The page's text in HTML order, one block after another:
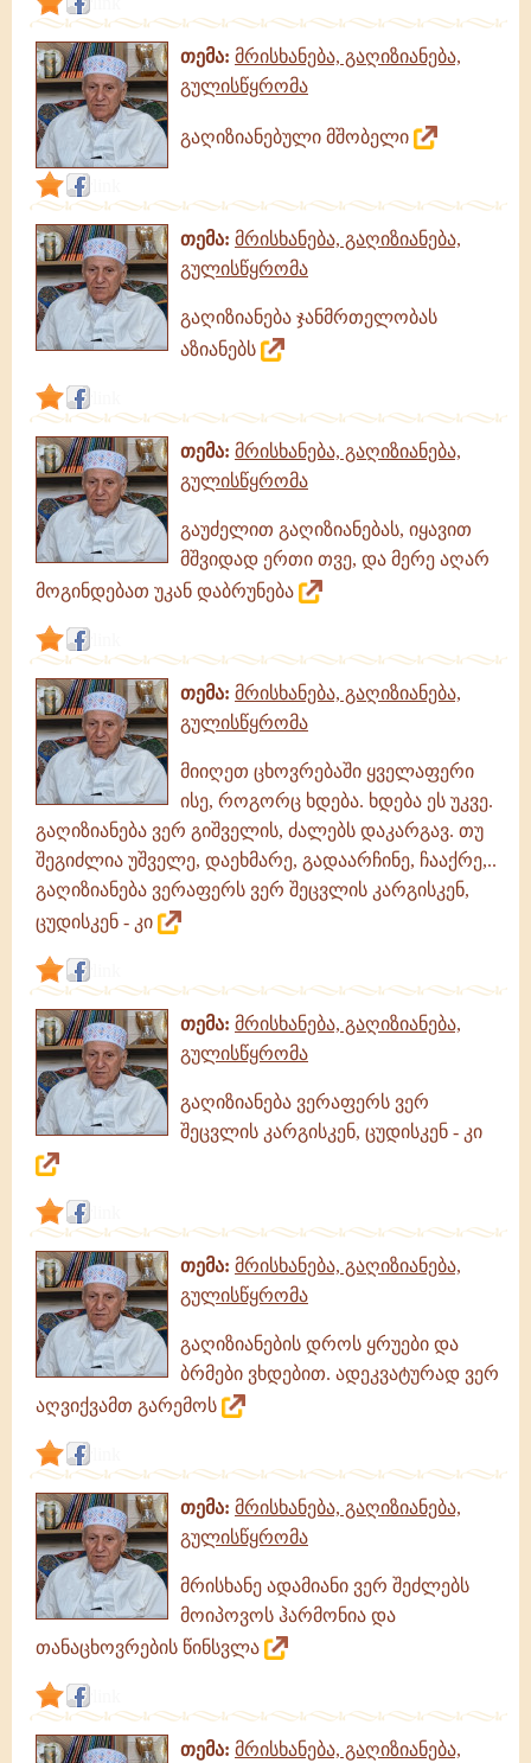
თემა: მრისხანება, გაღიზიანება,
გულისწყრომა
გაღიზიანებული მშობელი
თემა: მრისხანება, გაღიზიანება,
გულისწყრომა
გაღიზიანება ჯანმრთელობას
აზიანებს
თემა: მრისხანება, გაღიზიანება,
გულისწყრომა
გაუძელით გაღიზიანებას, იყავით
მშვიდად ერთი თვე, და მერე აღარ
მოგინდებათ უკან დაბრუნება
თემა: მრისხანება, გაღიზიანება,
გულისწყრომა
მიიღეთ ცხოვრებაში ყველაფერი
ისე, როგორც ხდება. ხდება ეს უკვე.
გაღიზიანება ვერ გიშველის, ძალებს დაკარგავ. თუ
შეგიძლია უშველე, დაეხმარე, გადაარჩინე, ჩააქრე,..
გაღიზიანება ვერაფერს ვერ შეცვლის კარგისკენ,
ცუდისკენ - კი
თემა: მრისხანება, გაღიზიანება,
გულისწყრომა
გაღიზიანება ვერაფერს ვერ
შეცვლის კარგისკენ, ცუდისკენ - კი
თემა: მრისხანება, გაღიზიანება,
გულისწყრომა
გაღიზიანების დროს ყრუები და
ბრმები ვხდებით. ადეკვატურად ვერ
აღვიქვამთ გარემოს
თემა: მრისხანება, გაღიზიანება,
გულისწყრომა
მრისხანე ადამიანი ვერ შეძლებს
მოიპოვოს ჰარმონია და
თანაცხოვრების წინსვლა
თემა: მრისხანება, გაღიზიანება,